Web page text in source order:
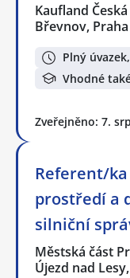
Kaufland
Břevnov, Praha
Plný
Vhodné
Zveřejněno: 7.
Referent/
prostředí a
silniční
Městská část
Újezd nad